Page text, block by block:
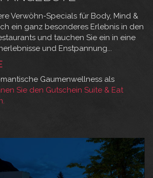
Verwöhn-Specials für Body, Mind &
ein ganz besonderes Erlebnis in den
und tauchen Sie ein in eine
und Enstpannung...
Gaumenwellness als
Sie den Gutschein Suite & Eat